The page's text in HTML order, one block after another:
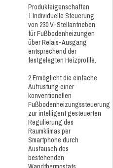
Produkteigenschaften
1.Individuelle Steuerung
von 230 V-Stellantrieben
für Fußbodenheizungen
über Relais-Ausgang
entsprechend der
festgelegten Heizprofile.
2.Ermöglicht die einfache
Aufrüstung einer
konventionellen
Fußbodenheizungssteuerung
zur intelligent gesteuerten
Regulierung des
Raumklimas per
Smartphone durch
Austausch des
bestehenden